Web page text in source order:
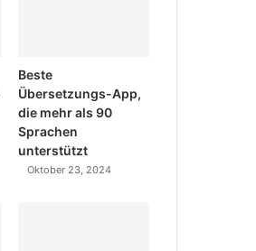
Beste
Übersetzungs-App,
die mehr als 90
Sprachen
unterstützt
Oktober 23, 2024